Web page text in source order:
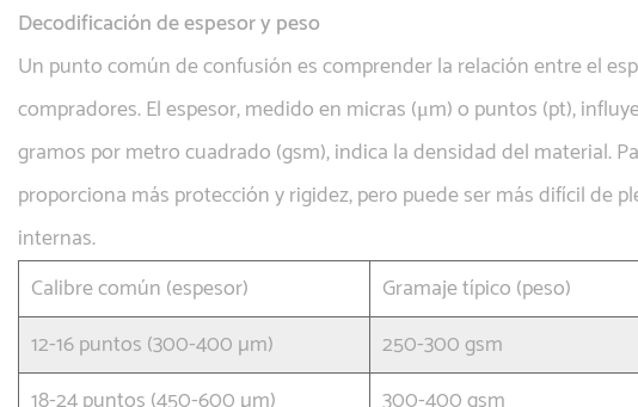
Decodificación de espesor y peso
Un punto común de confusión es comprender la relación entre el
compradores. El espesor, medido en micras (μm) o puntos (pt),
gramos por metro cuadrado (gsm), indica la densidad del material.
proporciona más protección y rigidez, pero puede ser más difícil de
internas.
Calibre común (espesor)
Gramaje típico (peso)
12-16 puntos (300-400 µm)
250-300 gsm